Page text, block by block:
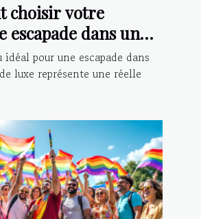
choisir votre
escapade dans un
luxe ?
pour une escapade dans
luxe représente une réelle